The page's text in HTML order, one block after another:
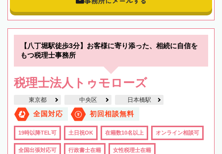
【八丁堀駅徒歩3分】お客様に寄り添った、相続に自信を
もつ税理士事務所
税理士法人トゥモローズ
東京都 中央区 日本橋駅
全国対応 初回相談無料
19時以降TEL可 土日祝OK 在籍数10名以上 オンライン相談可
全国出張対応可 行政書士在籍 女性税理士在籍